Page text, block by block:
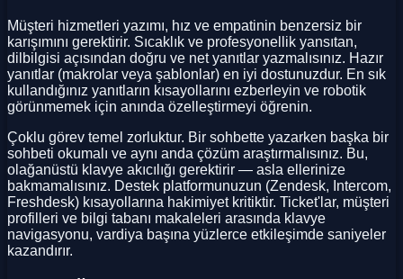
Müşteri hizmetleri yazımı, hız ve empatinin benzersiz bir
karışımını gerektirir. Sıcaklık ve profesyonellik yansıtan,
dilbilgisi açısından doğru ve net yanıtlar yazmalısınız. Hazır
yanıtlar (makrolar veya şablonlar) en iyi dostunuzdur. En sık
kullandığınız yanıtların kısayollarını ezberleyin ve robotik
görünmemek için anında özelleştirmeyi öğrenin.
Çoklu görev temel zorluktur. Bir sohbette yazarken başka bir
sohbeti okumalı ve aynı anda çözüm araştırmalısınız. Bu,
olağanüstü klavye akıcılığı gerektirir — asla ellerinize
bakmamalısınız. Destek platformunuzun (Zendesk, Intercom,
Freshdesk) kısayollarına hakimiyet kritiktir. Ticket'lar, müşteri
profilleri ve bilgi tabanı makaleleri arasında klavye
navigasyonu, vardiya başına yüzlerce etkileşimde saniyeler
kazandırır.